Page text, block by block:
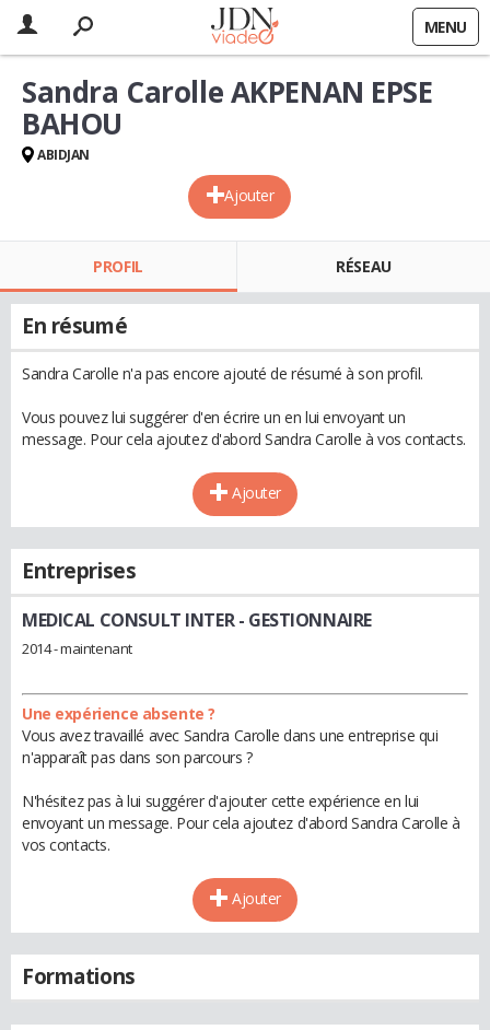
MENU
Ajouter
Sandra Carolle AKPENAN EPSE
BAHOU
ABIDJAN
PROFIL RÉSEAU
En résumé
Sandra Carolle n'a pas encore ajouté de résumé à son profil.
Vous pouvez lui suggérer d'en écrire un en lui envoyant un
message. Pour cela ajoutez d'abord Sandra Carolle à vos contacts.
Ajouter
Entreprises
MEDICAL CONSULT INTER- GESTIONNAIRE
2014 - maintenant
Une expérience absente ?
Vous avez travaillé avec Sandra Carolle dans une entreprise qui
n'apparaît pas dans son parcours ?
N'hésitez pas à lui suggérer d'ajouter cette expérience en lui
envoyant un message. Pour cela ajoutez d'abord Sandra Carolle à
vos contacts.
Ajouter
Formations